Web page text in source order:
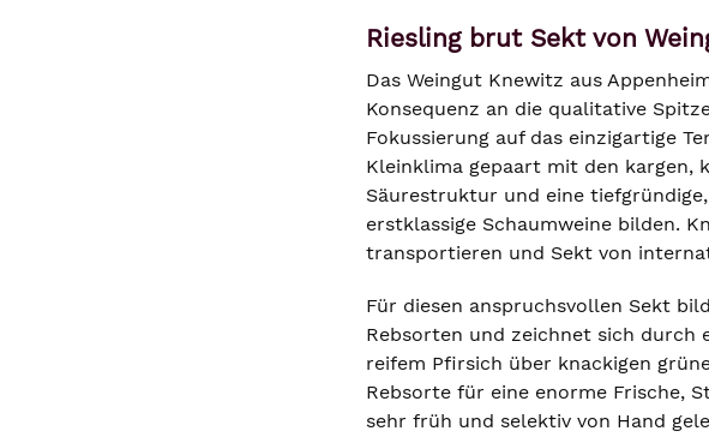
Riesling brut Sekt von
Das Weingut Knewitz aus
Konsequenz an die qualitative
Fokussierung auf das einzigartige
Kleinklima gepaart mit den kargen,
Säurestruktur und eine
erstklassige Schaumweine bilden.
transportieren und Sekt von
Für diesen anspruchsvollen Sekt
Rebsorten und zeichnet sich durch
reifem Pfirsich über knackigen
Rebsorte für eine enorme Frische,
sehr früh und selektiv von Hand